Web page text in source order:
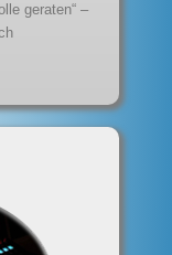
geraten“ –